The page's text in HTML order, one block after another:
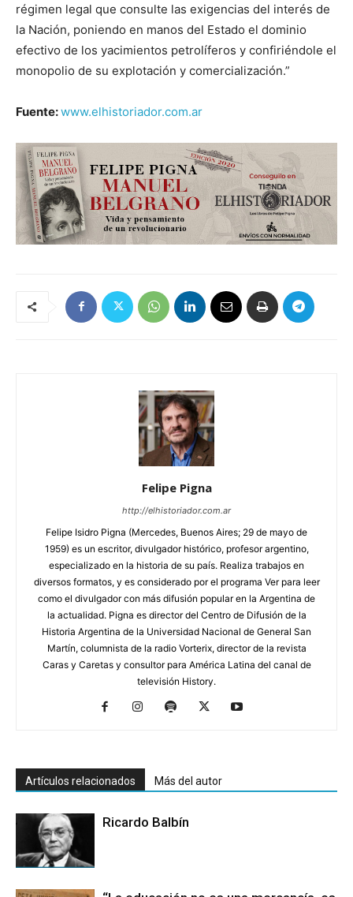
régimen legal que consulte las exigencias del interés de
la Nación, poniendo en manos del Estado el dominio
efectivo de los yacimientos petrolíferos y confiriéndole el
monopolio de su explotación y comercialización.”
Fuente:www.elhistoriador.com.ar
Felipe Pigna
http://elhistoriador.com.ar
Felipe Isidro Pigna (Mercedes, Buenos Aires; 29 de mayo de
1959) es un escritor, divulgador histórico, profesor argentino,
especializado en la historia de su país. Realiza trabajos en
diversos formatos, y es considerado por el programa Ver para leer
como el divulgador con más difusión popular en la Argentina de
la actualidad. Pigna es director del Centro de Difusión de la
Historia Argentina de la Universidad Nacional de General San
Martín, columnista de la radio Vorterix, director de la revista
Caras y Caretas y consultor para América Latina del canal de
televisión History.
Artículos relacionados Más del autor
Ricardo Balbín